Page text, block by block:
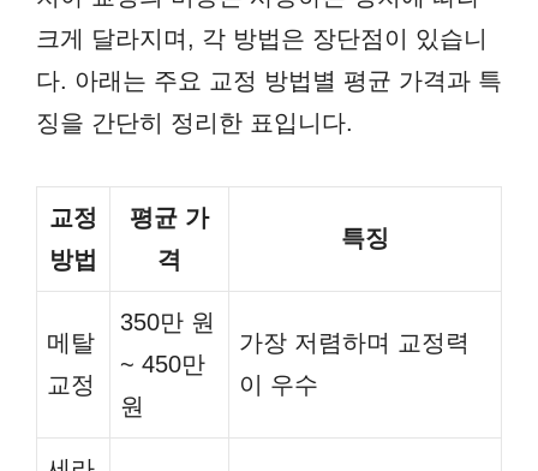
크게 달라지며, 각 방법은 장단점이 있습니
다. 아래는 주요 교정 방법별 평균 가격과 특
징을 간단히 정리한 표입니다.
교정
방법
평균 가
격
특징
메탈
교정
350만 원
~ 450만
원
가장 저렴하며 교정력
이 우수